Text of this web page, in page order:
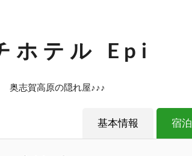
ホテル Epi
奥志賀高原の隠れ屋♪♪♪
基本情報 宿